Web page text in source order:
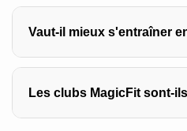
conduites, suffit à conserver
Vaut-il mieux s'entraîner
intenses : un environnement
la contrainte thermique et
Les clubs MagicFit sont-